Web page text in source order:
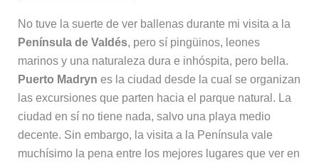
No tuve la suerte de ver ballenas durante mi visita a la
Península de Valdés, pero sí pingüinos, leones
marinos y una naturaleza dura e inhóspita, pero bella.
Puerto Madryn es la ciudad desde la cual se organizan
las excursiones que parten hacia el parque natural. La
ciudad en sí no tiene nada, salvo una playa medio
decente. Sin embargo, la visita a la Península vale
muchísimo la pena entre los mejores lugares que ver en